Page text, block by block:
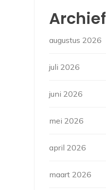
Archief
augustus 2026
juli 2026
juni 2026
mei 2026
april 2026
maart 2026